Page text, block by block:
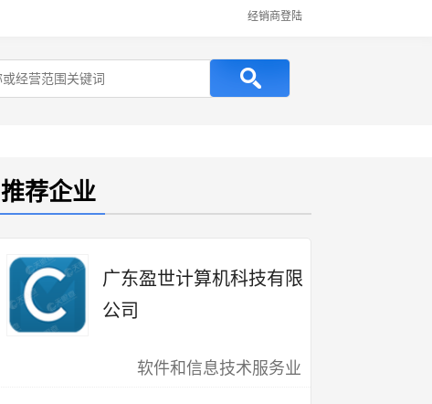
经销商登陆
推荐企业
广东盈世计算机科技有限
公司
软件和信息技术服务业